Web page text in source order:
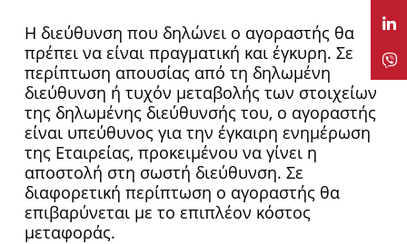
H διεύθυνση που δηλώνει ο αγοραστής θα
πρέπει να είναι πραγματική και έγκυρη. Σε
περίπτωση απουσίας από τη δηλωμένη
διεύθυνση ή τυχόν μεταβολής των στοιχείων
της δηλωμένης διεύθυνσής του, ο αγοραστής
είναι υπεύθυνος για την έγκαιρη ενημέρωση
της Εταιρείας, προκειμένου να γίνει η
αποστολή στη σωστή διεύθυνση. Σε
διαφορετική περίπτωση ο αγοραστής θα
επιβαρύνεται με το επιπλέον κόστος
μεταφοράς.